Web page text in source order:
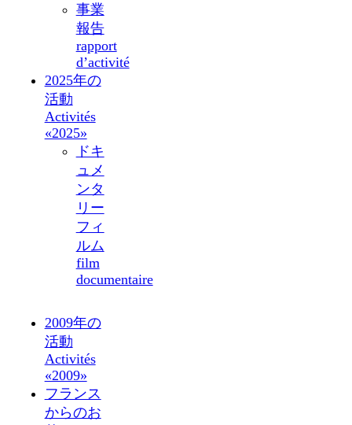
事業
報告
rapport
d’activité
2025年の
活動
Activités
«2025»
ドキ
ュメ
ンタ
リー
フィ
ルム
film
documentaire
2009年の
活動
Activités
«2009»
フランス
からのお